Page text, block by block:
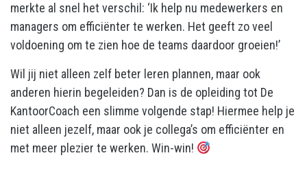
merkte al snel het verschil: ‘Ik help nu medewerkers en
managers om efficiënter te werken. Het geeft zo veel
voldoening om te zien hoe de teams daardoor groeien!’
Wil jij niet alleen zelf beter leren plannen, maar ook
anderen hierin begeleiden? Dan is de opleiding tot De
KantoorCoach een slimme volgende stap! Hiermee help je
niet alleen jezelf, maar ook je collega’s om efficiënter en
met meer plezier te werken. Win-win!